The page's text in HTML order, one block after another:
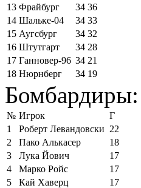
13 Фрайбург 34 36
14 Шальке-04 34 33
15 Аугсбург 34 32
16 Штутгарт 34 28
17 Ганновер-96 34 21
18 Нюрнберг 34 19
Бомбардиры:
№ Игрок
Г
1
Роберт Левандовски 22
2
Пако Алькасер
18
3
Лука Йович
17
4
Марко Ройс
17
5
Кай Хаверц
17